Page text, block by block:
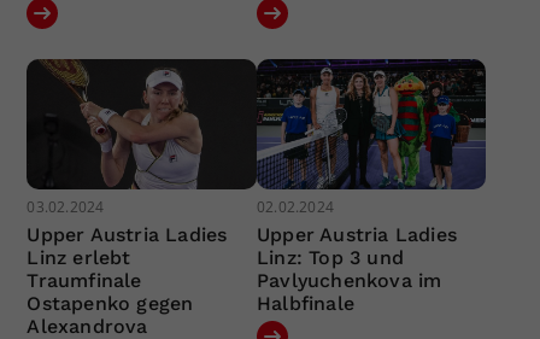
03.02.2024
Upper Austria Ladies
Linz erlebt
Traumfinale
Ostapenko gegen
Alexandrova
02.02.2024
Upper Austria Ladies
Linz: Top 3 und
Pavlyuchenkova im
Halbfinale